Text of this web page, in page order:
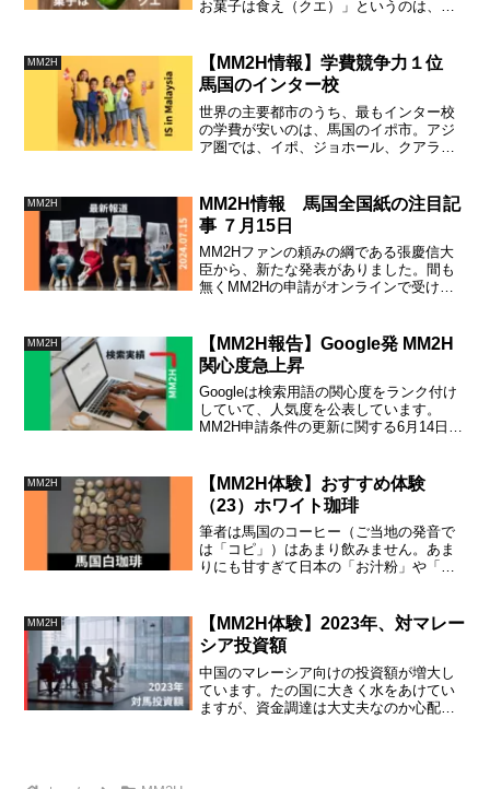
お菓子は食え（クエ）」というのは、日
す。
MM2H
【MM2H情報】学費競争力１位
馬国のインター校
世界の主要都市のうち、最もインター校
の学費が安いのは、馬国のイポ市。アジ
ア圏では、イポ、ジョホール、クアラル
という驚異的な競争力。
MM2H
MM2H情報 馬国全国紙の注目記
事 ７月15日
MM2Hファンの頼みの綱である張慶信大
臣から、新たな発表がありました。間も
無くMM2Hの申請がオンラインで受け付
生児に名前を付ける名付け親への指導を
行っています。
MM2H
【MM2H報告】Google発 MM2H
関心度急上昇
Googleは検索用語の関心度をランク付け
していて、人気度を公表しています。
MM2H申請条件の更新に関する6月14日の
いてシンガポール、香港、中国、台湾で
急伸中です。
MM2H
【MM2H体験】おすすめ体験
（23）ホワイト珈琲
筆者は馬国のコーヒー（ご当地の発音で
は「コピ」）はあまり飲みません。あま
りにも甘すぎて日本の「お汁粉」や「甘
だけは「おすすめ80選」からはずせませ
んでした。
MM2H
【MM2H体験】2023年、対マレー
シア投資額
中国のマレーシア向けの投資額が増大し
ています。たの国に大きく水をあけてい
ますが、資金調達は大丈夫なのか心配に